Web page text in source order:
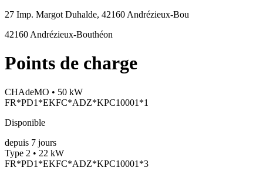
27 Imp. Margot Duhalde, 42160 Andrézieux-Bou
42160 Andrézieux-Bouthéon
Points de charge
CHAdeMO • 50 kW
FR*PD1*EKFC*ADZ*KPC10001*1
Disponible
depuis 7 jours
Type 2 • 22 kW
FR*PD1*EKFC*ADZ*KPC10001*3